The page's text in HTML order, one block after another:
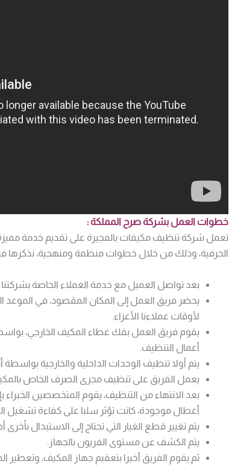
خطوات العمل بشركة صرح المملكة :
تعمل شركة تنظيف مكيفات بالفجيرة على تقديم خدمة
الحرفية، وذلك من خلال خطوات منظمة ومنهجية، نذكرها
بعد تواصل العميل مع خدمة العملاء الخاصة
يحضر فريق العمل إلى المكان المقصود، في الموعد
لأوقات عملاءنا الأعزاء.
يقوم فريق العمل بفك غطاء المكيف الخارجي،
أعمال التنظيف.
يتم أولا تنظيف الوحدات الداخلية والخارجية
يعمل الفريق على تنظيف مجرى الصرف الخاص
بعد الانتهاء من التنظيف، يقوم المتخصصين الخبراء
أعطال موجودة، كانت تؤثر سلبا على كفاءة تشغيل
يتم تغيير قطع الغيار التي تحتاج إلى الاستبدال
يتم الكشف عن مستوى الفريون بالجهاز.
ثم يقوم الفريق أخيرا بتعقيم جهاز المكيف، وتعطير